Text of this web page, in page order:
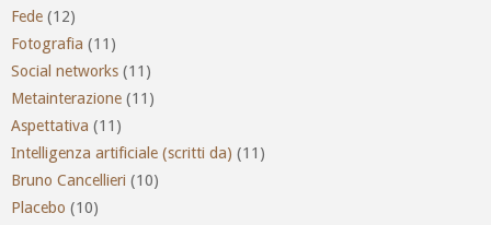
Fede (12)
Fotografia (11)
Social networks (11)
Metainterazione (11)
Aspettativa (11)
Intelligenza artificiale (scritti da) (11)
Bruno Cancellieri (10)
Placebo (10)